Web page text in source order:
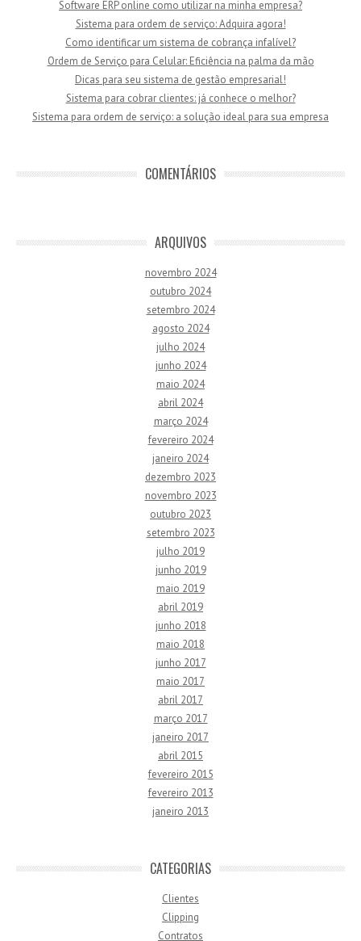
Software ERP online como utilizar na minha empresa?
Sistema para ordem de serviço: Adquira agora!
Como identificar um sistema de cobrança infalível?
Ordem de Serviço para Celular: Eficiência na palma da mão
Dicas para seu sistema de gestão empresarial!
Sistema para cobrar clientes: já conhece o melhor?
Sistema para ordem de serviço: a solução ideal para sua empresa
COMENTÁRIOS
ARQUIVOS
novembro 2024
outubro 2024
setembro 2024
agosto 2024
julho 2024
junho 2024
maio 2024
abril 2024
março 2024
fevereiro 2024
janeiro 2024
dezembro 2023
novembro 2023
outubro 2023
setembro 2023
julho 2019
junho 2019
maio 2019
abril 2019
junho 2018
maio 2018
junho 2017
maio 2017
abril 2017
março 2017
janeiro 2017
abril 2015
fevereiro 2015
fevereiro 2013
janeiro 2013
CATEGORIAS
Clientes
Clipping
Contratos